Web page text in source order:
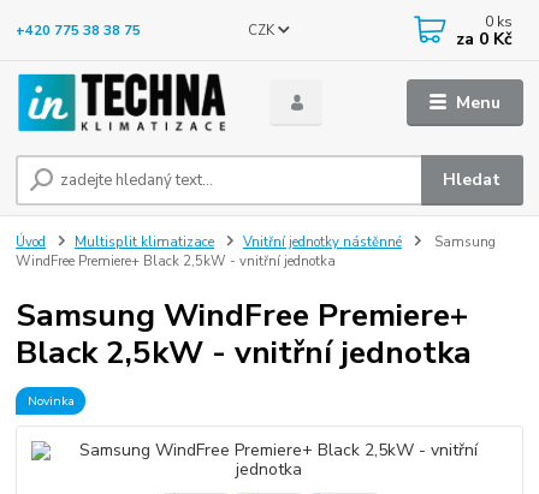
Menu
CZK
Hledat
+420 775 38 38 75 0 ks
za 0 Kč
Úvod Multisplit klimatizace Vnitřní jednotky nástěnné
Samsung
WindFree Premiere+ Black 2,5kW - vnitřní jednotka
Samsung WindFree Premiere+
Black 2,5kW - vnitřní jednotka
Novinka